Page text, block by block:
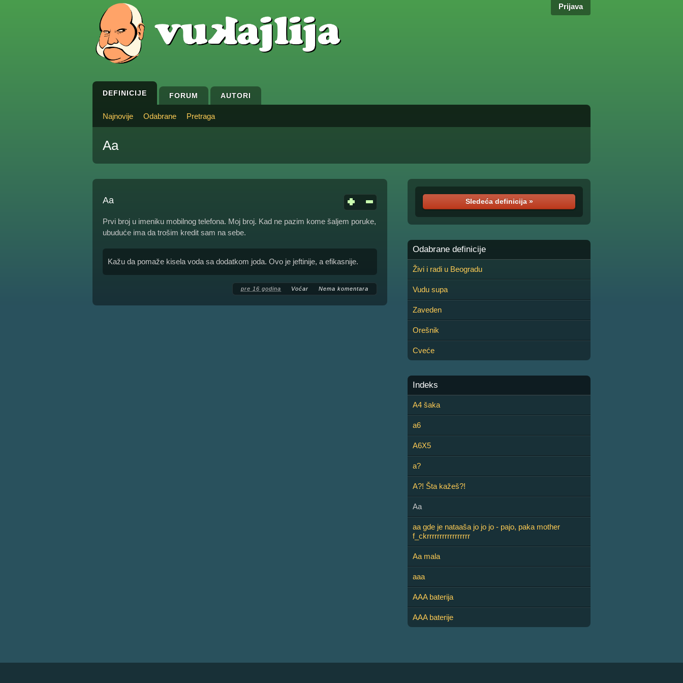
Prijava
DEFINICIJE FORUM AUTORI
Najnovije Odabrane Pretraga
Aa
Aa
Prvi broj u imeniku mobilnog telefona. Moj broj. Kad ne pazim kome šaljem poruke,
ubuduće ima da trošim kredit sam na sebe.
Kažu da pomaže kisela voda sa dodatkom joda. Ovo je jeftinije, a efikasnije.
pre 16 godina Voćar Nema komentara
Sledeća definicija »
Odabrane definicije
Živi i radi u Beogradu
Vudu supa
Zaveden
Orešnik
Cveće
Indeks
A4 šaka
a6
A6X5
a?
A?! Šta kažeš?!
Aa
aa gde je nataaša jo jo jo - pajo, paka mother
f_ckrrrrrrrrrrrrrrrrr
Aa mala
aaa
AAA baterija
AAA baterije